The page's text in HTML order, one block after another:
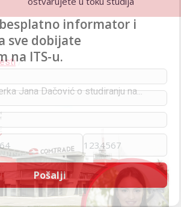
/
Jana Dačović o studiranju na...
informator i
sve dobijate
na ITS-u.